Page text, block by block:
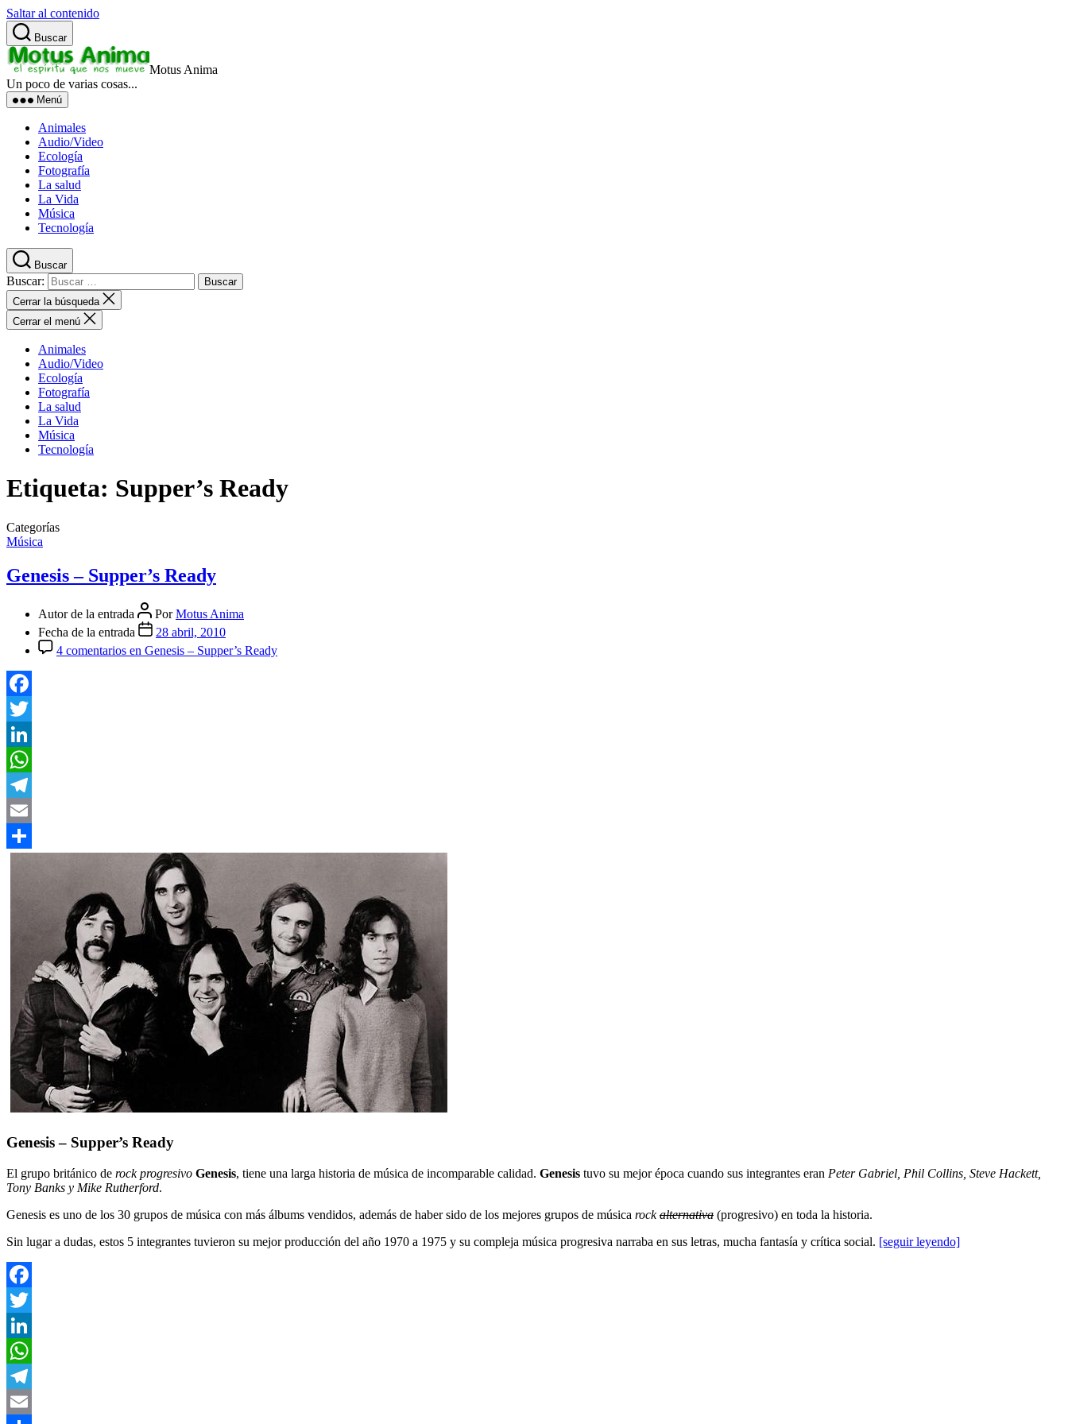
Saltar al contenido
Buscar
Motus Anima
Un poco de varias cosas...
Menú
Animales
Audio/Video
Ecología
Fotografía
La salud
La Vida
Música
Tecnología
Buscar
Buscar:
Cerrar la búsqueda
Cerrar el menú
Animales
Audio/Video
Ecología
Fotografía
La salud
La Vida
Música
Tecnología
Etiqueta: Supper’s Ready
Categorías
Música
Genesis – Supper’s Ready
Autor de la entrada PorMotus Anima
Fecha de la entrada
28 abril, 2010
4 comentarios en Genesis – Supper’s Ready
Facebook
Twitter
LinkedIn
WhatsApp
Telegram
Email
Genesis – Supper’s Ready
El grupo británico de rock progresivo Genesis, tiene una larga historia de música de incomparable calidad. Genesis tuvo su mejor época cuando sus integrantes eran Peter Gabriel, Phil Collins, Steve Hackett,
Tony Banks y Mike Rutherford.
Genesis es uno de los 30 grupos de música con más álbums vendidos, además de haber sido de los mejores grupos de música rockalternativa (progresivo) en toda la historia.
Sin lugar a dudas, estos 5 integrantes tuvieron su mejor producción del año 1970 a 1975 y su compleja música progresiva narraba en sus letras, mucha fantasía y crítica social. [seguir leyendo]
Facebook
Twitter
LinkedIn
WhatsApp
Telegram